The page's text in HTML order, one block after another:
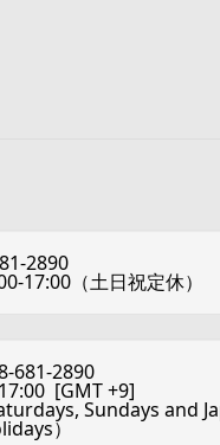
2890
17:00（土日祝定休）
681-2890
[GMT +9]
Sundays and
）